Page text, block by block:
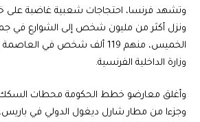
وتشهد فرنسا، احتجاجات شعبية غاضبة على
ونزل أكثر من مليون شخص إلى الشوارع في
الخميس، منهم 119 ألف شخص في
وزارة الداخلية الفرنسية.
وأغلق معارضو خطط الحكومة محطات السكك
وجزءا من مطار شارل ديغول الدولي في